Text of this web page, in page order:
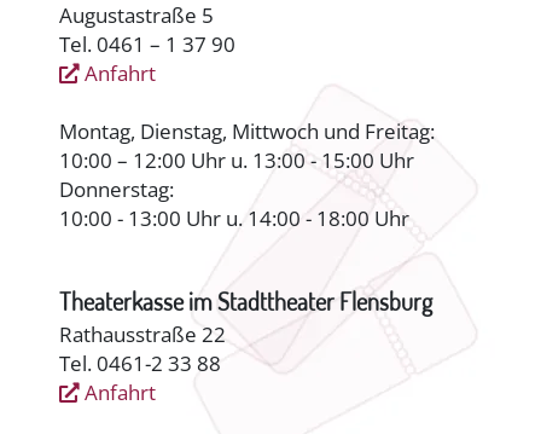
Augustastraße 5
Tel. 0461 – 1 37 90
Anfahrt
Montag, Dienstag, Mittwoch und Freitag:
10:00 – 12:00 Uhr u. 13:00 - 15:00 Uhr
Donnerstag:
10:00 - 13:00 Uhr u. 14:00 - 18:00 Uhr
Theaterkasse im Stadttheater Flensburg
Rathausstraße 22
Tel. 0461-2 33 88
Anfahrt